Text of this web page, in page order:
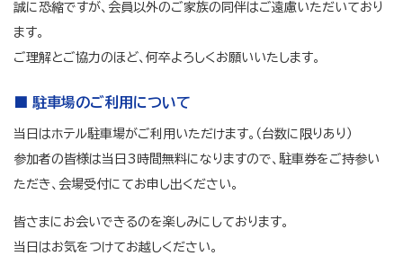
誠に恐縮ですが、会員以外のご家族の同伴はご遠慮いただいており
ます。
ご理解とご協力のほど、何卒よろしくお願いいたします。
■ 駐車場のご利用について
当日はホテル駐車場がご利用いただけます。（台数に限りあり）
参加者の皆様は当日3時間無料になりますので、駐車券をご持参い
ただき、会場受付にてお申し出ください。
皆さまにお会いできるのを楽しみにしております。
当日はお気をつけてお越しください。